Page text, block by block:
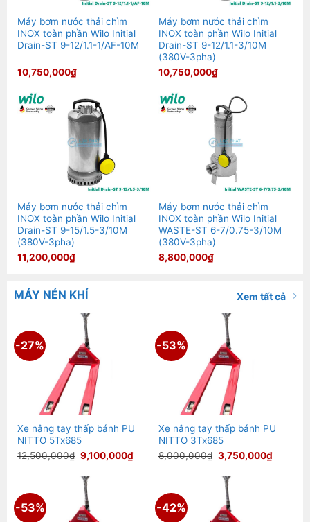
Máy bơm nước thải chìm
INOX toàn phần Wilo Initial
Drain-ST 9-12/1.1-1/AF-10M
10,750,000₫
Máy bơm nước thải chìm
INOX toàn phần Wilo Initial
Drain-ST 9-12/1.1-3/10M
(380V-3pha)
10,750,000₫
Máy bơm nước thải chìm
INOX toàn phần Wilo Initial
Drain-ST 9-15/1.5-3/10M
(380V-3pha)
11,200,000₫
Máy bơm nước thải chìm
INOX toàn phần Wilo Initial
WASTE-ST 6-7/0.75-3/10M
(380V-3pha)
8,800,000₫
MÁY NÉN KHÍ Xem tất cả
-27%
Xe nâng tay thấp bánh PU
NITTO 5Tx685
12,500,000₫ Giá
gốc
12,500,000₫.
9,100,000₫Giá
9,100,000₫.
-53%
Xe nâng tay thấp bánh PU
NITTO 3Tx685
8,000,000₫ Giá
gốc
8,000,000₫.
3,750,000₫Giá
-53% -42%